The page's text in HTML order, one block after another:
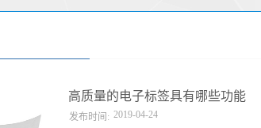
高质量的电子标签具有哪些功能
发布时间: 2019-04-24